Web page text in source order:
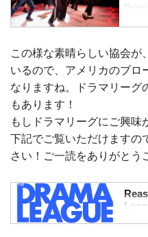
この様な素晴らしい協会が
いるので、アメリカのブロ
なりますね。ドラマリーグ
もあります！
もしドラマリーグにご興味
下記でご覧いただけますの
さい！ご一読をありがとう
Our